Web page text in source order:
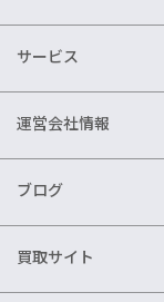
サービス
運営会社情報
ブログ
買取サイト